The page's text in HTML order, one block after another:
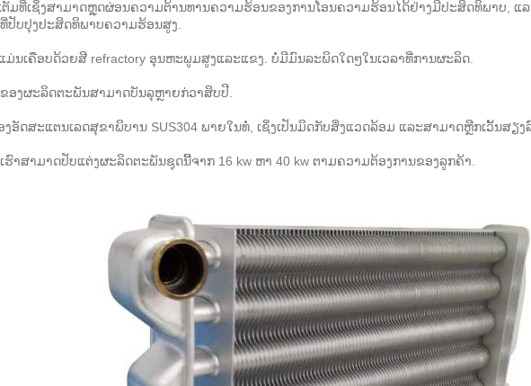
ຕັມທີ່ເຊິ່ງສາມາດຫຼຸດຜ່ອນຄວາມຕ້ານທານຄວາມຮ້ອນຂອງການໂອນຄວາມຮ້ອນໄດ້ຢ່າງມີປະສິດທິພາບ, ແ
ປັບປຸງປະສິດທິພາບຄວາມຮ້ອນສູງ.
ມ່ນເຄືອບດ້ວຍສີ refractory ອຸນຫະພູມສູງແລະແຂງ. ບໍ່ມີມົນລະພິດໃດໆໃນເວລາທີ່ການຜະລິດ.
ອງຜະລິດຕະພັນສາມາດບັນລຸຫຼາຍກ່ວາສິບປີ.
ງອັດສະແຕນເລດສຸຂາພິບານ SUS304 ພາຍໃນທໍ່, ເຊິ່ງເປັນມິດກັບສິ່ງແວດລ້ອມ ແລະສາມາດຫຼີກເວັ້ນສຽ
ຮົາສາມາດປັບແຕ່ງຜະລິດຕະພັນຊຸດນີ້ຈາກ 16 kw ຫາ 40 kw ຕາມຄວາມຕ້ອງການຂອງລູກຄ້າ.